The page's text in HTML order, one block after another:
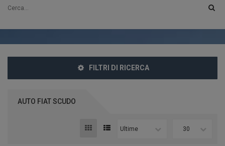
FILTRI DI RICERCA
AUTO FIAT SCUDO
Ultime 30